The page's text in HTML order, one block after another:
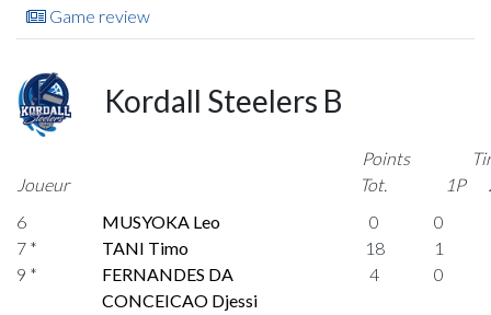
Game review
Kordall Steelers B
Joueur
Points
Tot.
1P
6
MUSYOKA Leo 0
0
7 *
TANI Timo 18
1
9 *
FERNANDES DA
CONCEICAO Djessi
4 0